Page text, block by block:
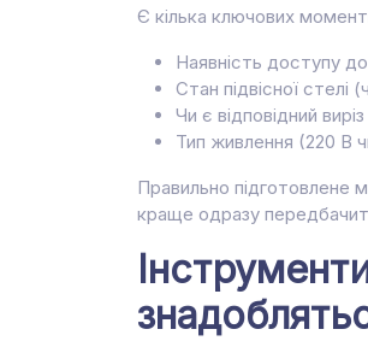
Є кілька ключових
Наявність доступу
Стан підвісної стелі
Чи є відповідний
Тип живлення (220 В
Правильно підготовлене
краще одразу